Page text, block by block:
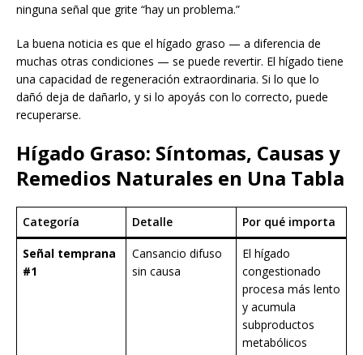
ninguna señal que grite “hay un problema.”
La buena noticia es que el hígado graso — a diferencia de
muchas otras condiciones — se puede revertir. El hígado tiene
una capacidad de regeneración extraordinaria. Si lo que lo
dañó deja de dañarlo, y si lo apoyás con lo correcto, puede
recuperarse.
Hígado Graso: Síntomas, Causas y
Remedios Naturales en Una Tabla
Categoría Detalle Por qué importa
Señal temprana
#1
Cansancio difuso
sin causa
El hígado
congestionado
procesa más lento
y acumula
subproductos
metabólicos